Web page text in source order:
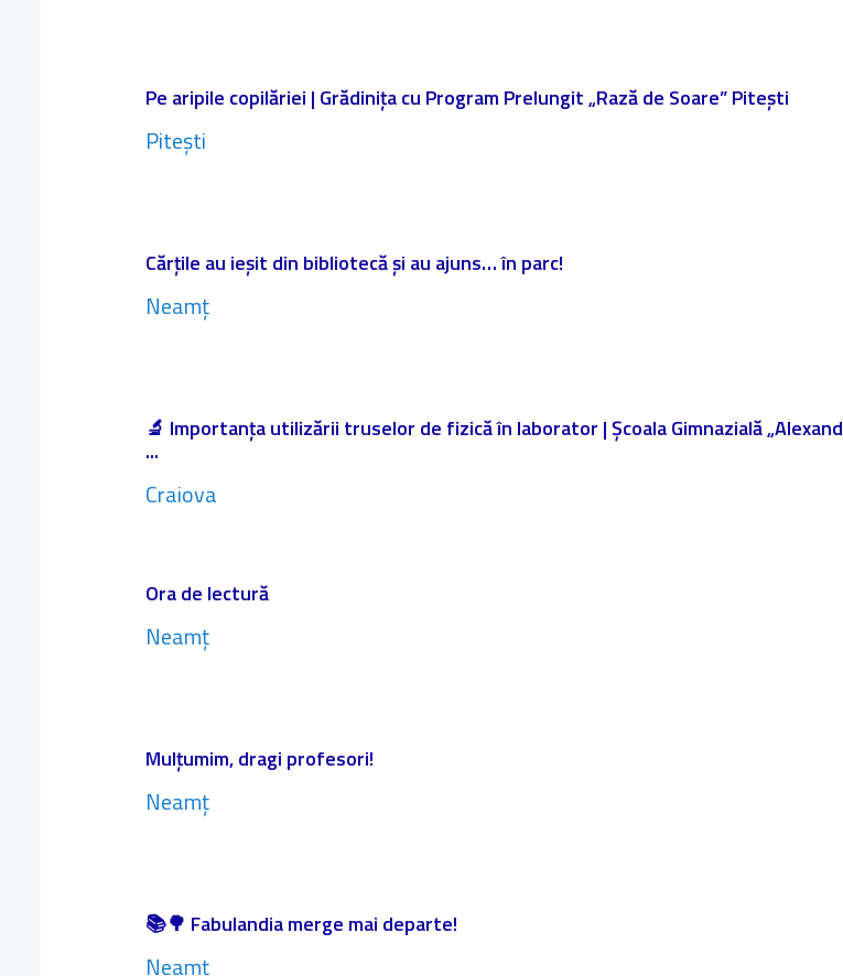
Pe aripile copilăriei | Grădinița cu Program Prelungit „Rază de Soare” Pitești
Pitești
Cărțile au ieșit din bibliotecă și au ajuns… în parc!
Neamț
🔬 Importanța utilizării truselor de fizică în laborator | Școala Gimnazială „Alexand
...
Craiova
Ora de lectură
Neamț
Mulțumim, dragi profesori!
Neamț
📚🌳 Fabulandia merge mai departe!
Neamț